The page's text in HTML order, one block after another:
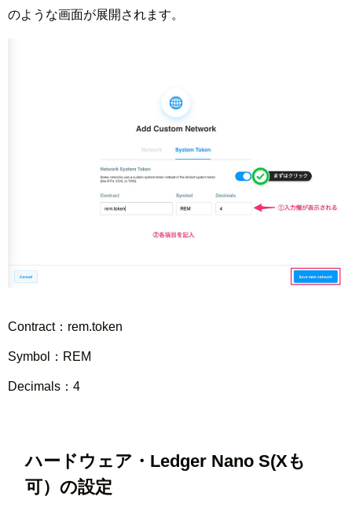
のような画面が展開されます。
Contract： rem.token
Symbol：REM
Decimals：4
ハードウェア・Ledger Nano S(Xも
可）の設定